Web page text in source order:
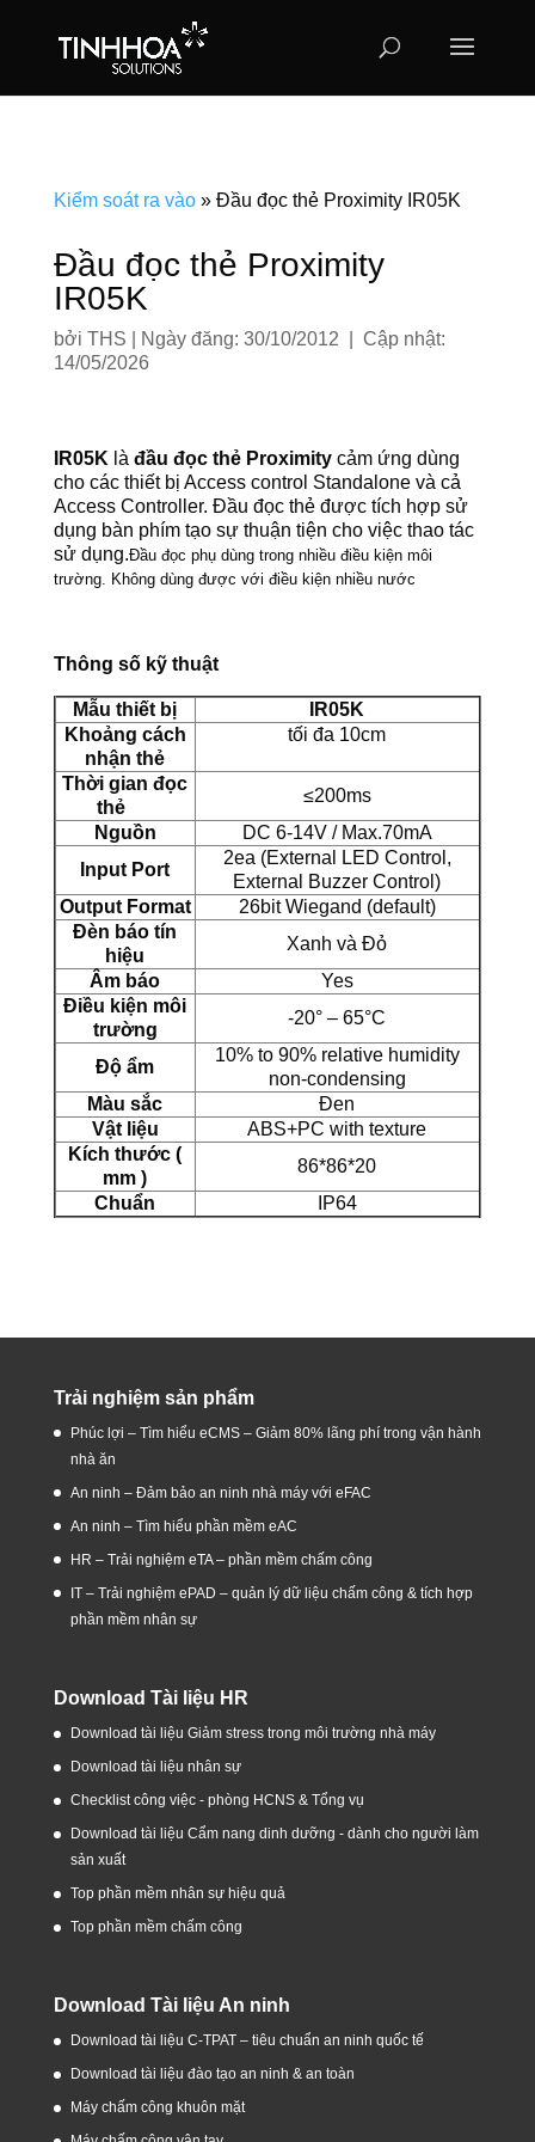
Kiểm soát ra vào» Đầu đọc thẻ Proximity IR05K
Đầu đọc thẻ Proximity
IR05K
bởi THS
Ngày đăng: 30/10/2012 | Cập nhật:
14/05/2026
IR05K là đầu đọc thẻ Proximity cảm ứng dùng
cho các thiết bị Access control Standalone và cả
Access Controller. Đầu đọc thẻ được tích hợp sử
dụng bàn phím tạo sự thuận tiện cho việc thao tác
sử dụng.Đầu đọc phụ dùng trong nhiều điều kiện môi
trường. Không dùng được với điều kiện nhiều nước
Thông số kỹ thuật
Mẫu thiết bị
IR05K
Khoảng cách
nhận thẻ
tối đa 10cm
Thời gian đọc
thẻ
≤200ms
Nguồn
DC 6-14V / Max.70mA
Input Port
2ea (External LED Control,
External Buzzer Control)
Output Format
26bit Wiegand (default)
Đèn báo tín
hiệu
Xanh và Đỏ
Âm báo
Yes
Điều kiện môi
trường
-20° – 65°C
Độ ẩm
10% to 90% relative humidity
non-condensing
Màu sắc
Đen
Vật liệu
ABS+PC with texture
Kích thước (
mm )
86*86*20
Chuẩn
IP64
Trải nghiệm sản phẩm
Phúc lợi – Tìm hiểu eCMS – Giảm 80% lãng phí trong vận hành
nhà ăn
An ninh – Đảm bảo an ninh nhà máy với eFAC
An ninh – Tìm hiểu phần mềm eAC
HR – Trải nghiệm eTA – phần mềm chấm công
IT – Trải nghiệm ePAD – quản lý dữ liệu chấm công & tích hợp
phần mềm nhân sự
Download Tài liệu HR
Download tài liệu Giảm stress trong môi trường nhà máy
Download tài liệu nhân sự
Checklist công việc - phòng HCNS & Tổng vụ
Download tài liệu Cẩm nang dinh dưỡng - dành cho người làm
sản xuất
Top phần mềm nhân sự hiệu quả
Top phần mềm chấm công
Download Tài liệu An ninh
Download tài liệu C-TPAT – tiêu chuẩn an ninh quốc tế
Download tài liệu đào tạo an ninh & an toàn
Máy chấm công khuôn mặt